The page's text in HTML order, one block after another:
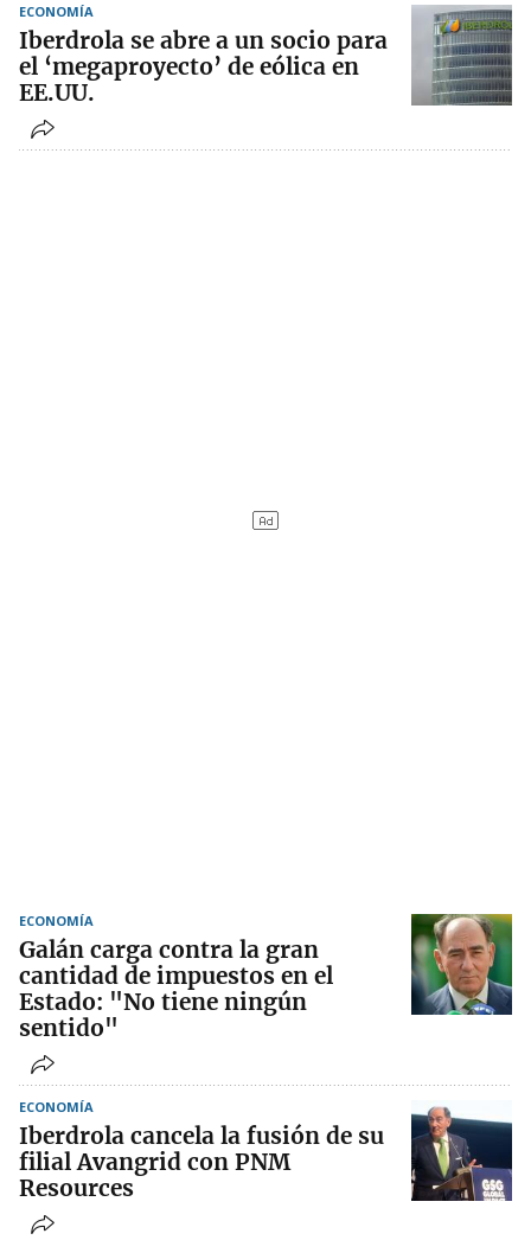
ECONOMÍA
Iberdrola se abre a un socio para
el ‘megaproyecto’ de eólica en
EE.UU.
ECONOMÍA
Galán carga contra la gran
cantidad de impuestos en el
Estado: "No tiene ningún
sentido"
ECONOMÍA
Iberdrola cancela la fusión de su
filial Avangrid con PNM
Resources